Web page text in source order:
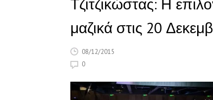
μαζικά στις 20
08/12/2015
0